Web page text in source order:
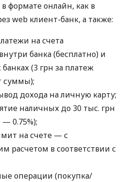
формате онлайн, как в
web клиент-банк, а также:
на счета
банка (бесплатно) и
(3 грн за платеж
суммы);
дохода на личную карту;
наличных до 30 тыс. грн
— 0.75%);
на счете — с
расчетом в соответствии с
операции (покупка/